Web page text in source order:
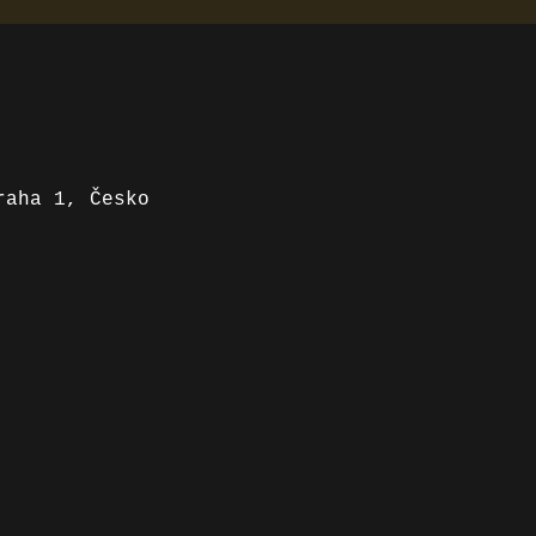
1, Česko